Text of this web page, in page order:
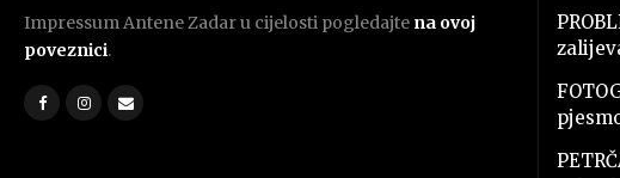
Impressum Antene Zadar u cijelosti pogledajte na ovoj
poveznici.